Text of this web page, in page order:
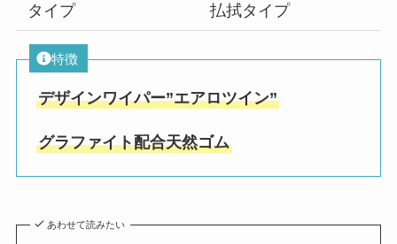
タイプ 払拭タイプ
特徴
デザインワイパー”エアロツイン”
グラファイト配合天然ゴム
あわせて読みたい